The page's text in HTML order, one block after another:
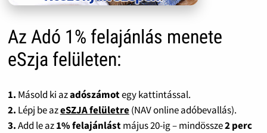
Az Adó 1% felajánlás menete
eSzja felületen:
1. Másold ki azadószámotegy kattintással.
2. Lépj be azeSZJA felületre(NAV online adóbevallás).
3.Add le az1% felajánlástmájus 20-ig – mindössze2 perc